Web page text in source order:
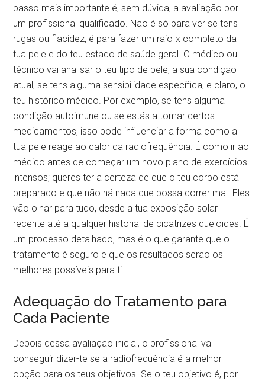
passo mais importante é, sem dúvida, a avaliação por
um profissional qualificado. Não é só para ver se tens
rugas ou flacidez, é para fazer um raio-x completo da
tua pele e do teu estado de saúde geral. O médico ou
técnico vai analisar o teu tipo de pele, a sua condição
atual, se tens alguma sensibilidade específica, e claro, o
teu histórico médico. Por exemplo, se tens alguma
condição autoimune ou se estás a tomar certos
medicamentos, isso pode influenciar a forma como a
tua pele reage ao calor da radiofrequência. É como ir ao
médico antes de começar um novo plano de exercícios
intensos; queres ter a certeza de que o teu corpo está
preparado e que não há nada que possa correr mal. Eles
vão olhar para tudo, desde a tua exposição solar
recente até a qualquer historial de cicatrizes queloides. É
um processo detalhado, mas é o que garante que o
tratamento é seguro e que os resultados serão os
melhores possíveis para ti.
Adequação do Tratamento para
Cada Paciente
Depois dessa avaliação inicial, o profissional vai
conseguir dizer-te se a radiofrequência é a melhor
opção para os teus objetivos. Se o teu objetivo é, por